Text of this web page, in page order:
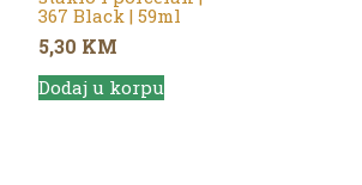
367 Black | 59ml
5,30 KM
Dodaj u korpu